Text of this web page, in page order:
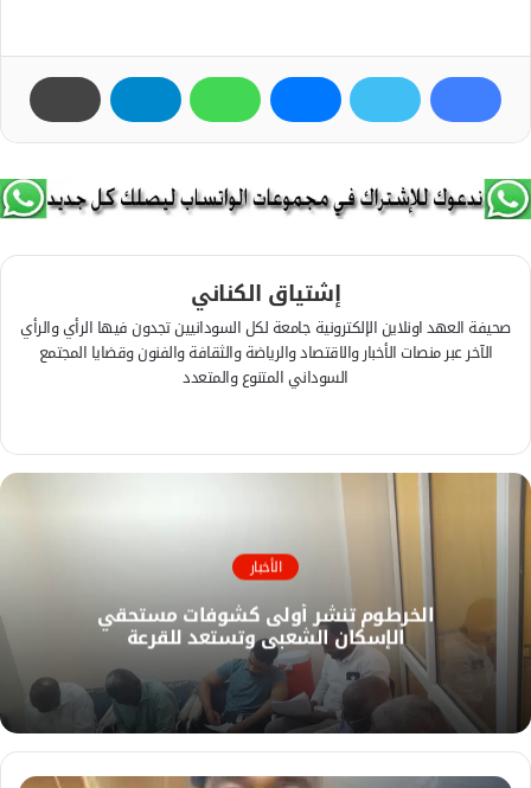
إشتياق الكناني
صحيفة العهد اونلاين الإلكترونية جامعة لكل السودانيين تجدون فيها الرأي والرأي
الآخر عبر منصات الأخبار والاقتصاد والرياضة والثقافة والفنون وقضايا المجتمع
السوداني المتنوع والمتعدد
م
و
ا
ل
و
ي
ب
س
ك الأخبار
الخرطوم تنشر أولى كشوفات مستحقي
الإسكان الشعبي وتستعد للقرعة